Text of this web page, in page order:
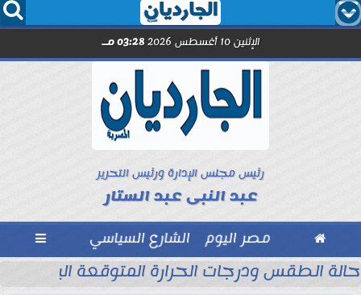
  
الإثنين 10 أغسطس 2026 03:28 مـ
رئيس مجلس الإدارة ورئيس التحرير
عبد النبى عبد الستار
 مصر اليوم الشارع السياسي 
حالة الطقس ودرجات الحرارة المتوقعة اليوم الإثنين 10 أغسطس